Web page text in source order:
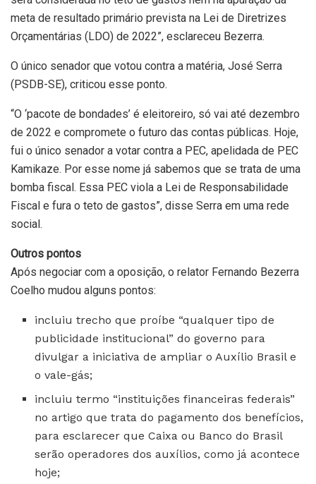
meta de resultado primário prevista na Lei de Diretrizes
Orçamentárias (LDO) de 2022”, esclareceu Bezerra.
O único senador que votou contra a matéria, José Serra
(PSDB-SE), criticou esse ponto.
“O ‘pacote de bondades’ é eleitoreiro, só vai até dezembro
de 2022 e compromete o futuro das contas públicas. Hoje,
fui o único senador a votar contra a PEC, apelidada de PEC
Kamikaze. Por esse nome já sabemos que se trata de uma
bomba fiscal. Essa PEC viola a Lei de Responsabilidade
Fiscal e fura o teto de gastos”, disse Serra em uma rede
social.
Outros pontos
Após negociar com a oposição, o relator Fernando Bezerra
Coelho mudou alguns pontos:
incluiu trecho que proíbe “qualquer tipo de
publicidade institucional” do governo para
divulgar a iniciativa de ampliar o Auxílio Brasil e
o vale-gás;
incluiu termo “instituições financeiras federais”
no artigo que trata do pagamento dos benefícios,
para esclarecer que Caixa ou Banco do Brasil
serão operadores dos auxílios, como já acontece
hoje;